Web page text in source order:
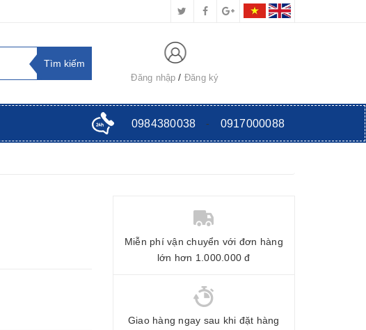
Đăng nhập Đăng ký
0984380038 - 0917000088
Miễn phí vận chuyển với đơn hàng
lớn hơn 1.000.000 đ
Giao hàng ngay sau khi đặt hàng